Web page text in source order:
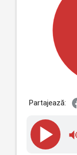
Partajează: